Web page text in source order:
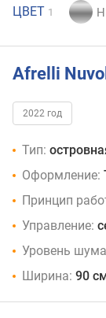
ЦВЕТ 1
Afrelli
2022 год
Тип:
Оформление:
Принцип
Управление:
Уровень
Ширина: 90